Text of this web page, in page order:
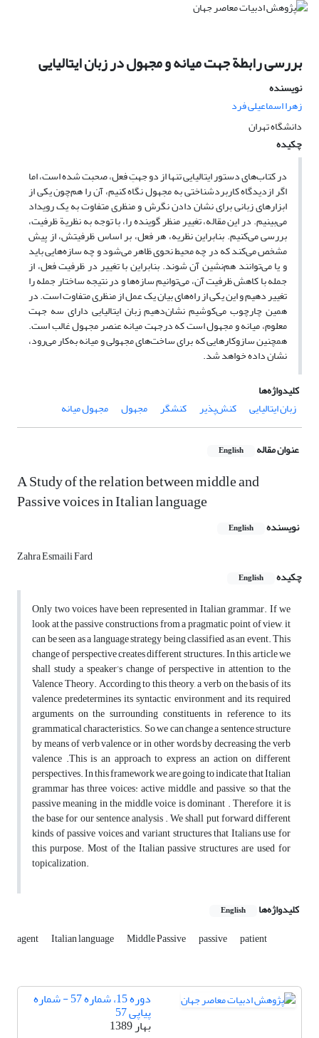
بررسی رابطة جهت میانه و مجهول در زبان ایتالیایی
نویسنده
زهرا اسماعیلی فرد
دانشگاه تهران
چکیده
در کتاب‌های دستور ایتالیایی تنها از دو جهتِ فعل، صحبت شده است، اما
اگر ازدیدگاه کاربردشناختی به مجهول نگاه کنیم، آن را هم‌چون یکی از
ابزارهای زبانی برای نشان دادن نگرش و منظری متفاوت به یک رویداد
می‌بینیم. در این مقاله، تغییر منظر گوینده را، با توجه به نظریة ظرفیت،
بررسی می‌کنیم. بنابر‌این نظریه، هر فعل، بر اساس ظرفیتش، از پیش
مشخص می‌کند که در چه محیط نحوی ظاهر می‌شود و چه سازه‌هایی باید
و یا می‌توانند هم‌نشین آن شوند. بنابراین با تغییر در ظرفیت فعل، از
جمله با کاهش ظرفیت آن، می‌توانیم سازه‌ها و در نتیجه ساختار جمله را
تغییر دهیم و این یکی از راه‌های بیان یک عمل از منظری متفاوت است. در
همین چارچوب می‌کوشیم نشان‌دهیم زبان ایتالیایی دارای سه جهت
معلوم، میانه و مجهول است که درجهت میانه عنصر مجهول غالب است.
همچنین سازوکارهایی که برای ساخت‌های مجهولی و میانه به‌کار می‌رود،
نشان داده خواهد شد.
کلیدواژه‌ها
زبان ایتالیایی
کنش‌پذیر کنشگر مجهول مجهول میانه
عنوان مقاله English
A Study of the relation between middle and
Passive voices in Italian language
نویسنده English
Zahra Esmaili Fard
چکیده
English
Only two voices have been represented in Italian grammar. If we
look at the passive constructions from a pragmatic point of view, it
can be seen as a language strategy being classified as an event. This
change of perspective creates different structures. In this article we
shall study a speaker’s change of perspective in attention to the
Valence Theory. According to this theory, a verb on the basis of its
valence predetermines its syntactic environment and its required
arguments on the surrounding constituents in reference to its
grammatical characteristics. So we can change a sentence structure
by means of verb valence or in other words by decreasing the verb
valence .This is an approach to express an action on different
perspectives. In this framework we are going to indicate that Italian
grammar has three voices: active, middle, and passive, so that the
passive meaning in the middle voice is dominant . Therefore, it is
the base for our sentence analysis . We shall put forward different
kinds of passive voices and variant structures that Italians use for
this purpose. Most of the Italian passive structures are used for
topicalization.
کلیدواژه‌ها English
agent Italian language Middle Passive passive patient
دوره 15، شماره 57 - شماره
پیاپی 57
بهار 1389